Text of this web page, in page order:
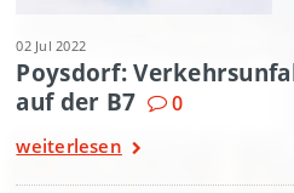
02 Jul 2022
Poysdorf:
auf der B7
0
weiterlesen